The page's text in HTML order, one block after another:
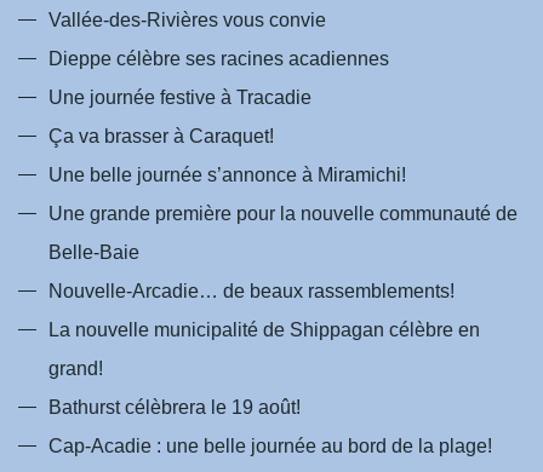
Vallée-des-Rivières vous convie
Dieppe célèbre ses racines acadiennes
Une journée festive à Tracadie
Ça va brasser à Caraquet!
Une belle journée s’annonce à Miramichi!
Une grande première pour la nouvelle communauté de
Belle-Baie
Nouvelle-Arcadie… de beaux rassemblements!
La nouvelle municipalité de Shippagan célèbre en
grand!
Bathurst célèbrera le 19 août!
Cap-Acadie : une belle journée au bord de la plage!